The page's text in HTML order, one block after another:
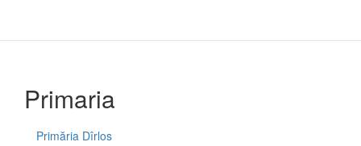
Primaria
Primăria Dîrlos